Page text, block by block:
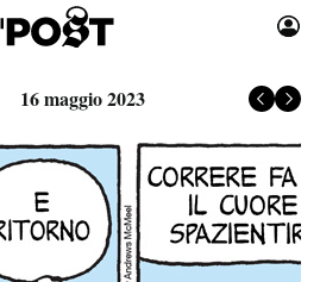
Moda
Libri
Consumismi
16 maggio 2023